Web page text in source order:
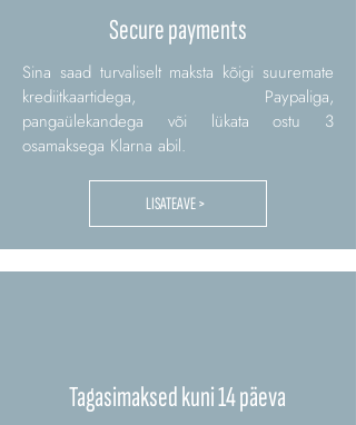
Secure payments
Sina saad turvaliselt maksta kõigi suuremate
krediitkaartidega, Paypaliga,
pangaülekandega või lükata ostu 3
osamaksega Klarna abil.
LISATEAVE >
Tagasimaksed kuni 14 päeva